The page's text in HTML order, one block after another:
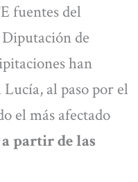
fuentes del
de
han
al paso por el
el más afectado
a partir de las